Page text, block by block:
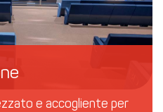
e accogliente per